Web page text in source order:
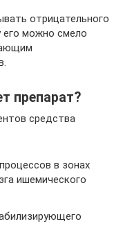
отрицательного
его можно смело
препарат?
средства
в зонах
ишемического